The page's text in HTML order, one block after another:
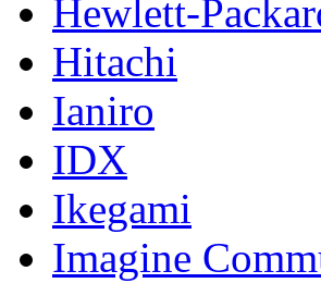
Hewlett-
Hitachi
Ianiro
IDX
Ikegami
Imagine